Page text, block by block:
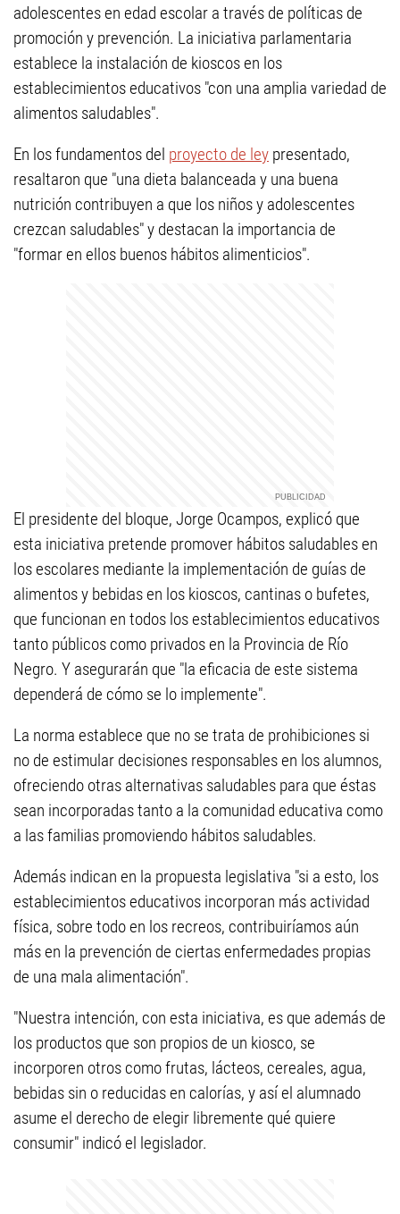
adolescentes en edad escolar a través de políticas de
promoción y prevención. La iniciativa parlamentaria
establece la instalación de kioscos en los
establecimientos educativos "con una amplia variedad de
alimentos saludables".
En los fundamentos del proyecto de ley presentado,
resaltaron que "una dieta balanceada y una buena
nutrición contribuyen a que los niños y adolescentes
crezcan saludables" y destacan la importancia de
"formar en ellos buenos hábitos alimenticios".
El presidente del bloque, Jorge Ocampos, explicó que
esta iniciativa pretende promover hábitos saludables en
los escolares mediante la implementación de guías de
alimentos y bebidas en los kioscos, cantinas o bufetes,
que funcionan en todos los establecimientos educativos
tanto públicos como privados en la Provincia de Río
Negro. Y asegurarán que "la eficacia de este sistema
dependerá de cómo se lo implemente".
La norma establece que no se trata de prohibiciones si
no de estimular decisiones responsables en los alumnos,
ofreciendo otras alternativas saludables para que éstas
sean incorporadas tanto a la comunidad educativa como
a las familias promoviendo hábitos saludables.
Además indican en la propuesta legislativa "si a esto, los
establecimientos educativos incorporan más actividad
física, sobre todo en los recreos, contribuiríamos aún
más en la prevención de ciertas enfermedades propias
de una mala alimentación".
"Nuestra intención, con esta iniciativa, es que además de
los productos que son propios de un kiosco, se
incorporen otros como frutas, lácteos, cereales, agua,
bebidas sin o reducidas en calorías, y así el alumnado
asume el derecho de elegir libremente qué quiere
consumir" indicó el legislador.